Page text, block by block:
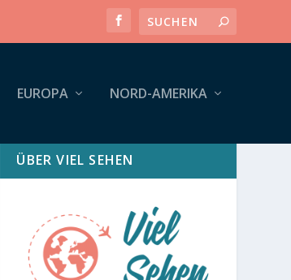
EUROPA NORD-AMERIKA
ÜBER VIEL SEHEN